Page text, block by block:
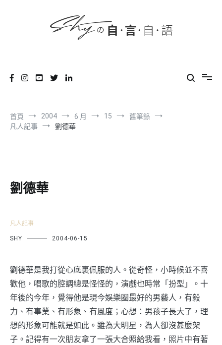
首頁 2004 6 月 15
舊筆錄
凡人記事
劉德華
劉德華
凡人記事
SHY 2004-06-15
劉德華是我打從心底裏佩服的人。從奇怪，小時候並不喜
歡他，唱歌的腔調總是怪怪的，演戲也時常「扮型」。十
年後的今年，覺得他是現今娛樂圈最好的男藝人，有毅
力、有事業、有形象、有風度；心想：男孩子長大了，理
想的形象可能就是如此。雖為大明星，為人卻沒甚麼架
子。記得有一次朋友拿了一張大合照給我看，照片中有著